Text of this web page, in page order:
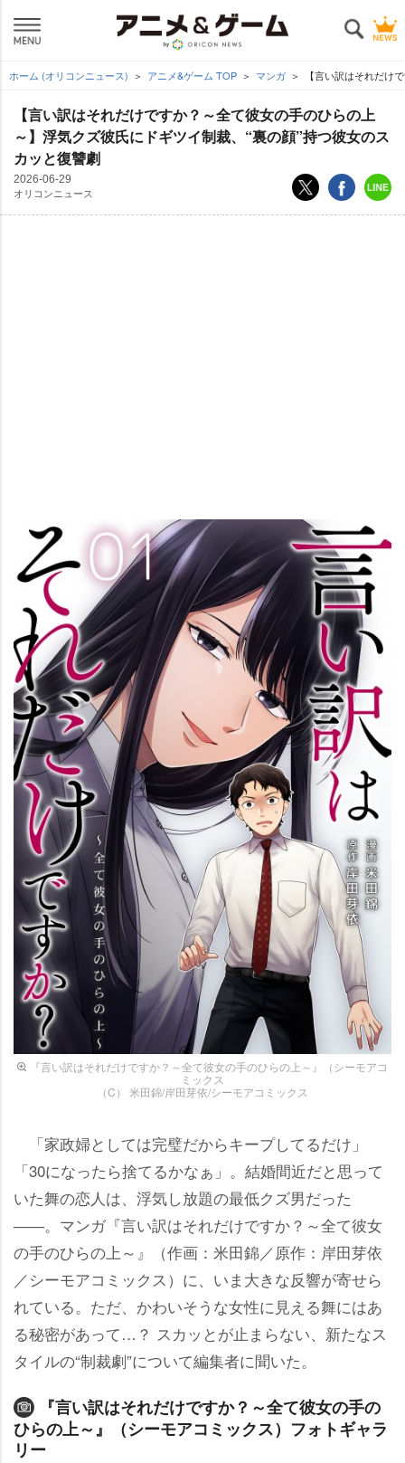
ホーム (オリコンニュース) アニメ&ゲーム TOP マンガ 【言い訳はそれだけ
【言い訳はそれだけですか？～全て彼女の手のひらの上
～】浮気クズ彼氏にドギツイ制裁、“裏の顔”持つ彼女のス
カッと復讐劇
2026-06-29
オリコンニュース
『言い訳はそれだけですか？～全て彼女の手のひらの上～』（シーモアコ
ミックス
（C） 米田錦/岸田芽依/シーモアコミックス
「家政婦としては完璧だからキープしてるだけ」
「30になったら捨てるかなぁ」。結婚間近だと思って
いた舞の恋人は、浮気し放題の最低クズ男だった
――。マンガ『言い訳はそれだけですか？～全て彼女
の手のひらの上～』（作画：米田錦／原作：岸田芽依
／シーモアコミックス）に、いま大きな反響が寄せら
れている。ただ、かわいそうな女性に見える舞にはあ
る秘密があって…？ スカッとが止まらない、新たなス
タイルの“制裁劇”について編集者に聞いた。
『言い訳はそれだけですか？～全て彼女の手の
ひらの上～』（シーモアコミックス）フォトギャラ
リー